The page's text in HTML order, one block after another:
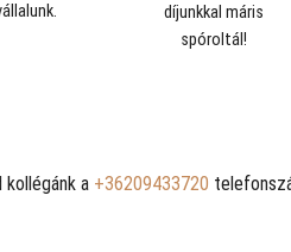
díjunkkal máris
spóroltál!
kollégánk a +36209433720